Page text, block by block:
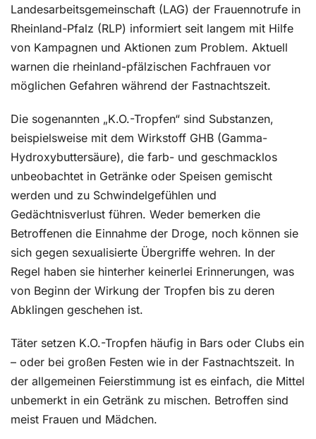
Landesarbeitsgemeinschaft (LAG) der Frauennotrufe in
Rheinland-Pfalz (RLP) informiert seit langem mit Hilfe
von Kampagnen und Aktionen zum Problem. Aktuell
warnen die rheinland-pfälzischen Fachfrauen vor
möglichen Gefahren während der Fastnachtszeit.
Die sogenannten „K.O.-Tropfen“ sind Substanzen,
beispielsweise mit dem Wirkstoff GHB (Gamma-
Hydroxybuttersäure), die farb- und geschmacklos
unbeobachtet in Getränke oder Speisen gemischt
werden und zu Schwindelgefühlen und
Gedächtnisverlust führen. Weder bemerken die
Betroffenen die Einnahme der Droge, noch können sie
sich gegen sexualisierte Übergriffe wehren. In der
Regel haben sie hinterher keinerlei Erinnerungen, was
von Beginn der Wirkung der Tropfen bis zu deren
Abklingen geschehen ist.
Täter setzen K.O.-Tropfen häufig in Bars oder Clubs ein
– oder bei großen Festen wie in der Fastnachtszeit. In
der allgemeinen Feierstimmung ist es einfach, die Mittel
unbemerkt in ein Getränk zu mischen. Betroffen sind
meist Frauen und Mädchen.